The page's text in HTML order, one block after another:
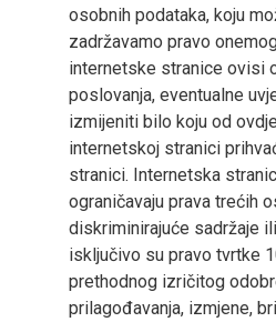
osobnih podataka, koju
zadržavamo pravo
internetske stranice ovisi
poslovanja, eventualne
izmijeniti bilo koju od
internetskoj stranici
stranici. Internetska
ograničavaju prava trećih
diskriminirajuće sadržaje
isključivo su pravo tvrtke
prethodnog izričitog
prilagođavanja, izmjene,